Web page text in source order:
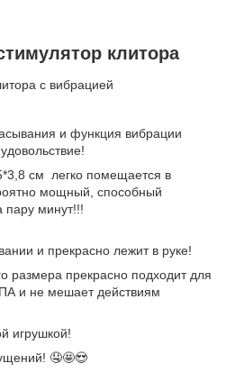
клитора
с вибрацией
и функция вибрации
см легко помещается в
мощный, способный
пару минут!!!
и прекрасно лежит в руке!
размера прекрасно подходит для
и не мешает действиям
игрушкой!
🤤🤩😍